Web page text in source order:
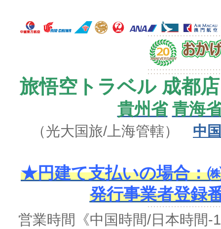
旅悟空トラベル 成都店
貴州省 青海
（光大国旅/上海管轄） 中
★円建て支払いの場合：
発行事業者登録
営業時間 《中国時間/日本時間-